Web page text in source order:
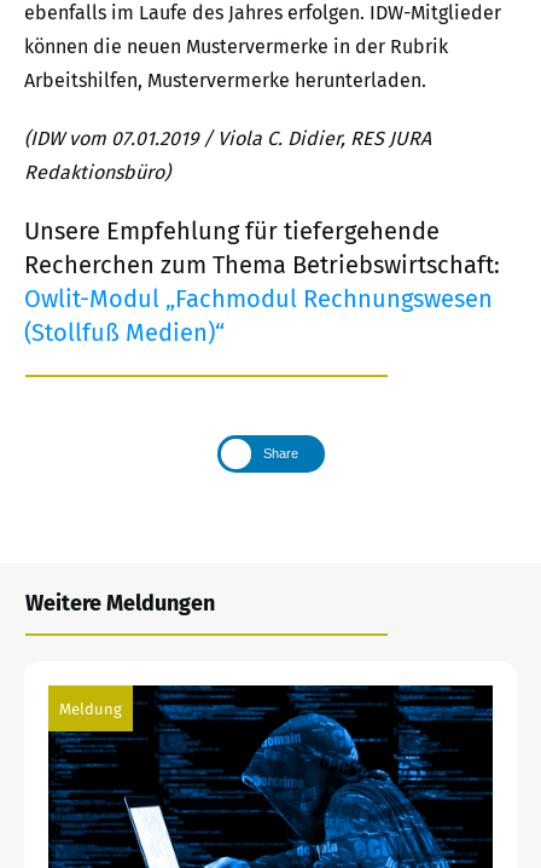
ebenfalls im Laufe des Jahres erfolgen. IDW-Mitglieder
können die neuen Mustervermerke in der Rubrik
Arbeitshilfen, Mustervermerke herunterladen.
(IDW vom 07.01.2019 / Viola C. Didier, RES JURA
Redaktionsbüro)
Unsere Empfehlung für tiefergehende
Recherchen zum Thema Betriebswirtschaft:
Owlit-Modul „Fachmodul Rechnungswesen
(Stollfuß Medien)“
Share
Weitere Meldungen
Meldung